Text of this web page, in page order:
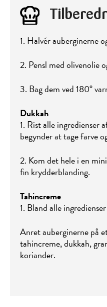
1. Halvér auberginerne
2. Pensl med olivenolie
3. Bag dem ved 180°
Dukkah
1. Rist alle ingredienser
begynder at tage farve
2. Kom det hele i en
fin krydderblanding.
Tahincreme
1. Bland alle
Anret auberginerne på
tahincreme, dukkah,
koriander.